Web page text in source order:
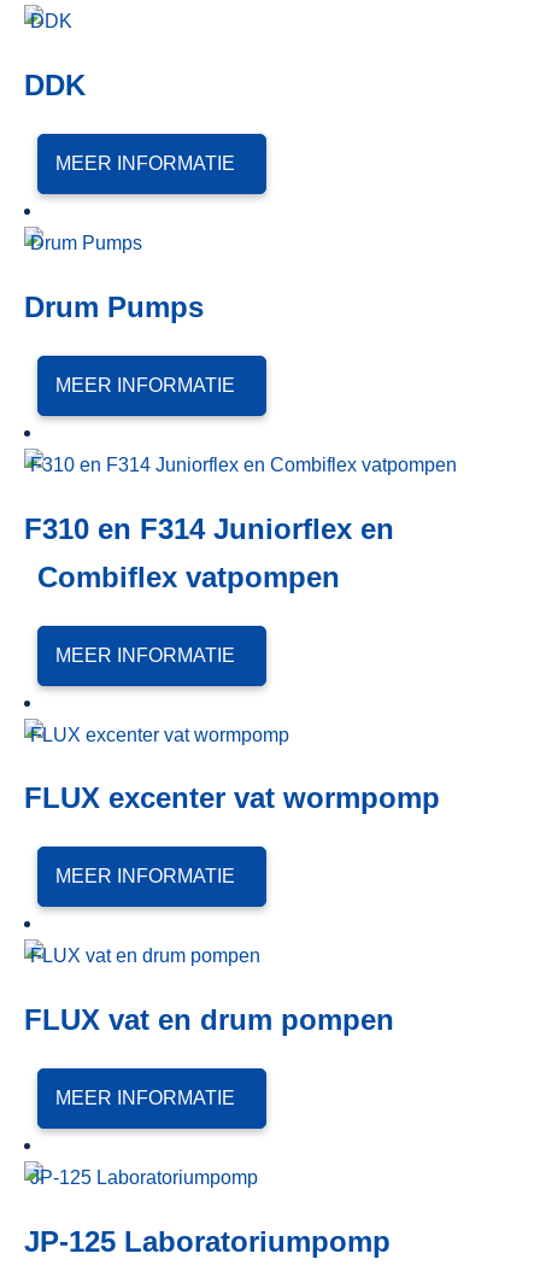
DDK
MEER INFORMATIE
Drum Pumps
MEER INFORMATIE
F310 en F314 Juniorflex en
Combiflex vatpompen
MEER INFORMATIE
FLUX excenter vat wormpomp
MEER INFORMATIE
FLUX vat en drum pompen
MEER INFORMATIE
JP-125 Laboratoriumpomp